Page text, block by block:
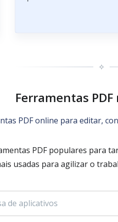
✧
Ferramentas
PDF online para editar,
PDF populares para
usadas para agilizar o